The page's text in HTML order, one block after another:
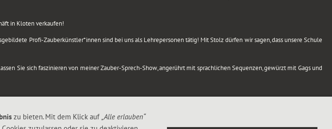
in Kloten verkaufen!
Profi-Zauberkünstler*innen sind bei uns als Lehrepersonen tätig! Mit Stolz dürfen wir sagen, dass unsere Schule
Sie sich faszinieren von meiner Zauber-Sprech-Show, angerührt mit sprachlichen Sequenzen, gewürzt mit Gags und
zu bieten. Mit dem Klick auf „Alle erlauben“